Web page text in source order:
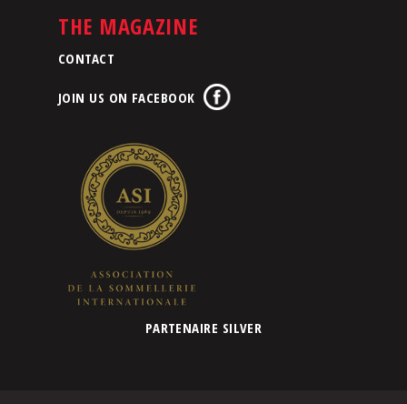
THE MAGAZINE
CONTACT
JOIN US ON FACEBOOK
PARTENAIRE SILVER